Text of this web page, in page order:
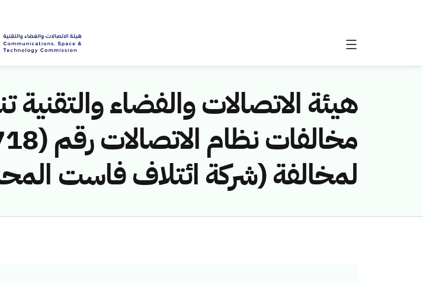
هيئة الاتصالات والفضاء والتقنية
لمخالفة (شركة ائتلاف فاست